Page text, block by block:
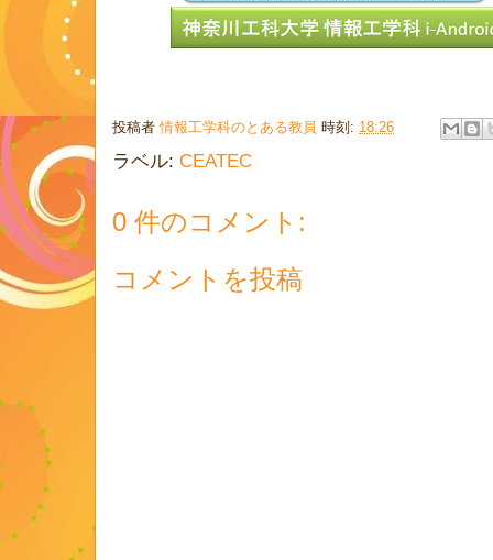
投稿者情報工学科のとある教員 時刻: 18:26
ラベル: CEATEC
0 件のコメント:
コメントを投稿